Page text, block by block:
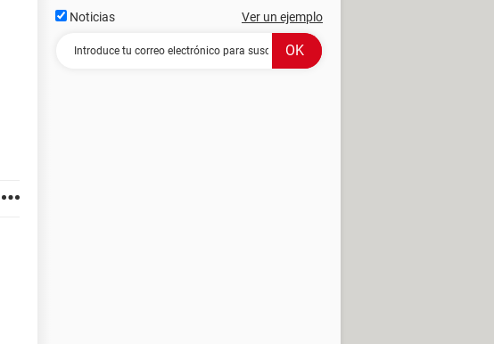
Noticias Ver un ejemplo